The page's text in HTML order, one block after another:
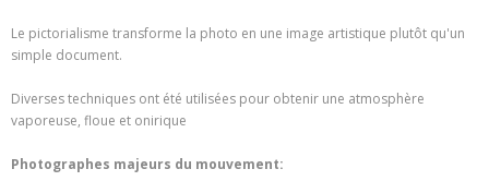
Le pictorialisme transforme la photo en une image artistique plutôt qu'un
simple document.
Diverses techniques ont été utilisées pour obtenir une atmosphère
vaporeuse, floue et onirique
Photographes majeurs du mouvement: